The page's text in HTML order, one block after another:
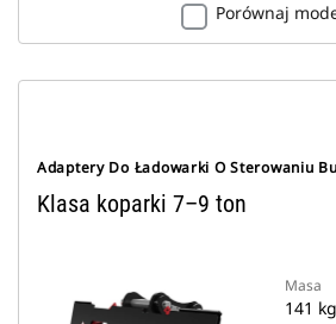
Porównaj
Adaptery Do Ładowarki O Sterowaniu
Klasa koparki 7–9 ton
Masa
141 kg